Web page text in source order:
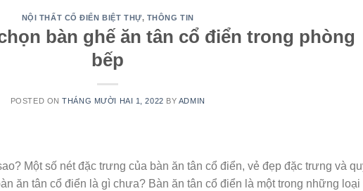
NỘI THẤT CỔ ĐIỂN BIỆT THỰ, THÔNG TIN
bàn ghế ăn tân cổ điển trong phòng
bếp
POSTED ONTHÁNG MƯỜI HAI 1, 2022 BY ADMIN
Một số nét đặc trưng của bàn ăn tân cổ điển, vẻ đẹp đặc trưng và
ăn tân cổ điển là gì chưa? Bàn ăn tân cổ điển là một trong những loại